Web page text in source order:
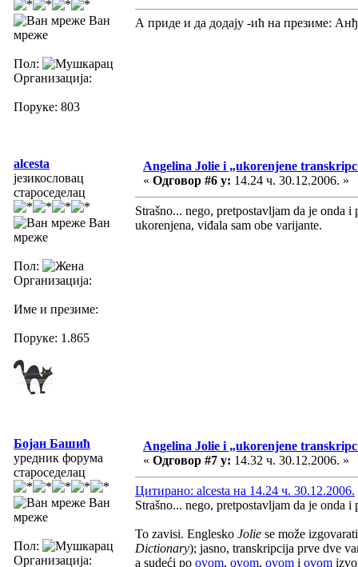
Ван
мреже
Пол:
Организација:
Поруке: 803
А приде и да додају -ић на презиме:
alcesta
језикословац
староседелац
Ван
мреже
Пол:
Организација:
Име и презиме:
Поруке: 1.865
Angelina Jolie i „ukorenjene
« Одговор #6 у: 14.24 ч. 30.12.2006. »
Strašno... nego, pretpostavljam da je
ukorenjena, viđala sam obe varijante.
Бојан Башић
уредник форума
староседелац
Ван
мреже
Пол:
Организација:
Angelina Jolie i „ukorenjene
« Одговор #7 у: 14.32 ч. 30.12.2006. »
Цитирано: alcesta на 14.24 ч. 30.12.2006.
Strašno... nego, pretpostavljam da je onda
To zavisi. Englesko Jolie se može
Dictionary); jasno, transkripcija prve dve
a sudeći po ovom, ovom, ovom i ovom